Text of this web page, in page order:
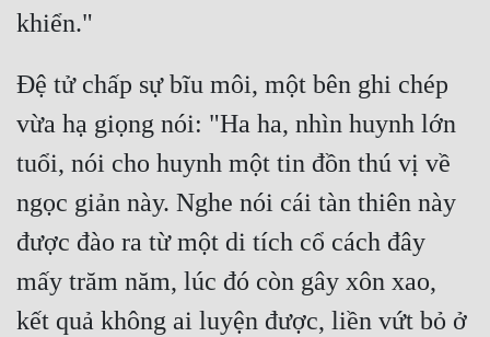
Đệ tử chấp sự bĩu môi, một bên ghi chép
vừa hạ giọng nói: "Ha ha, nhìn huynh lớn
tuổi, nói cho huynh một tin đồn thú vị về
ngọc giản này. Nghe nói cái tàn thiên này
được đào ra từ một di tích cổ cách đây
mấy trăm năm, lúc đó còn gây xôn xao,
kết quả không ai luyện được, liền vứt bỏ ở